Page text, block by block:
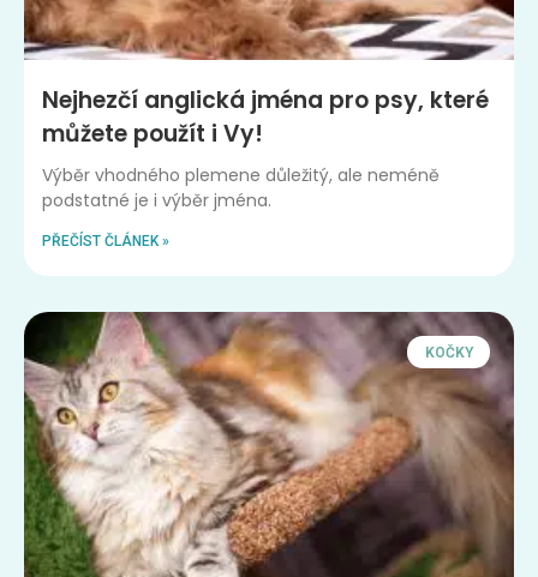
Nejhezčí anglická jména pro psy, které
můžete použít i Vy!
Výběr vhodného plemene důležitý, ale neméně
podstatné je i výběr jména.
PŘEČÍST ČLÁNEK »
KOČKY